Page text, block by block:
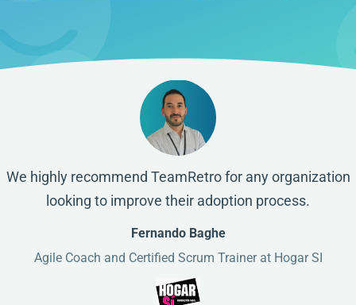
We highly recommend TeamRetro for any organization
looking to improve their adoption process.
Fernando Baghe
Agile Coach and Certified Scrum Trainer at Hogar SI